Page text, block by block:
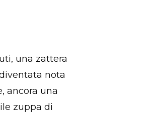
una zattera
nota
ancora una
zuppa di